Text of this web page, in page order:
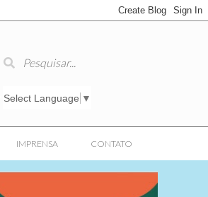
Select Language ▼
IMPRENSA CONTATO